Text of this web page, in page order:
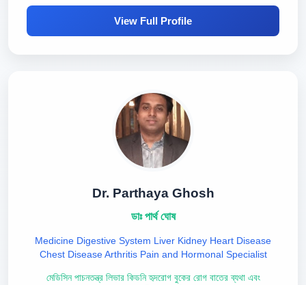
View Full Profile
Dr. Parthaya Ghosh
ডাঃ পার্থ ঘোষ
Medicine Digestive System Liver Kidney Heart Disease
Chest Disease Arthritis Pain and Hormonal Specialist
মেডিসিন পাচনতন্ত্র লিভার কিডনি হৃদরোগ বুকের রোগ বাতের ব্যথা এবং